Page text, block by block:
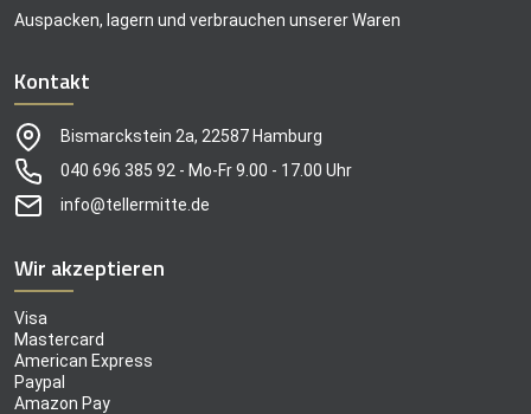
Auspacken, lagern und verbrauchen unserer Waren
Kontakt
Bismarckstein 2a, 22587 Hamburg
040 696 385 92 - Mo-Fr 9.00 - 17.00 Uhr
info@tellermitte.de
Wir akzeptieren
Visa
Mastercard
American Express
Paypal
Amazon Pay